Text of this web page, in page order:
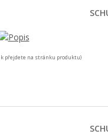
přejdete na stránku produktu)